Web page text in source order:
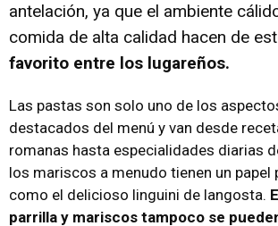
antelación, ya que el ambiente
comida de alta calidad hacen de
favorito entre los lugareños.
Las pastas son solo uno de los
destacados del menú y van desde
romanas hasta especialidades diarias
los mariscos a menudo tienen un papel
como el delicioso linguini de langosta.
parrilla y mariscos tampoco se